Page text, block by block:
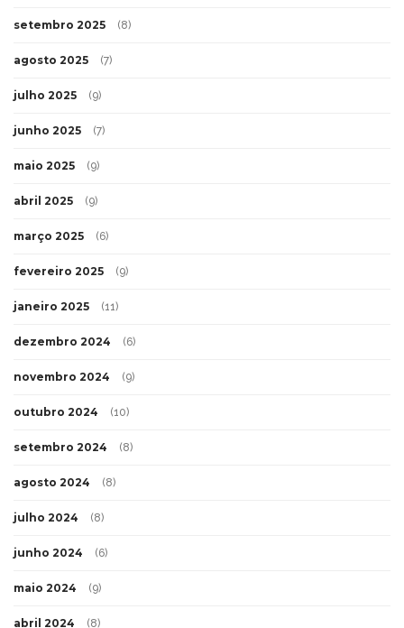
setembro 2025 (8)
agosto 2025 (7)
julho 2025 (9)
junho 2025 (7)
maio 2025 (9)
abril 2025 (9)
março 2025 (6)
fevereiro 2025 (9)
janeiro 2025 (11)
dezembro 2024 (6)
novembro 2024 (9)
outubro 2024 (10)
setembro 2024 (8)
agosto 2024 (8)
julho 2024 (8)
junho 2024 (6)
maio 2024 (9)
abril 2024 (8)